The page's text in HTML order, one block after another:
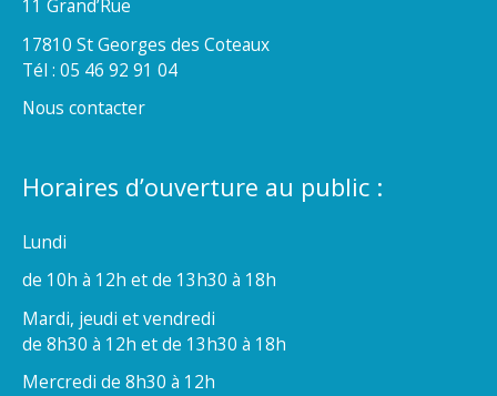
11 Grand’Rue
17810 St Georges des Coteaux
Tél : 05 46 92 91 04
Nous contacter
Horaires d’ouverture au public :
Lundi
de 10h à 12h et de 13h30 à 18h
Mardi, jeudi et vendredi
de 8h30 à 12h et de 13h30 à 18h
Mercredi de 8h30 à 12h